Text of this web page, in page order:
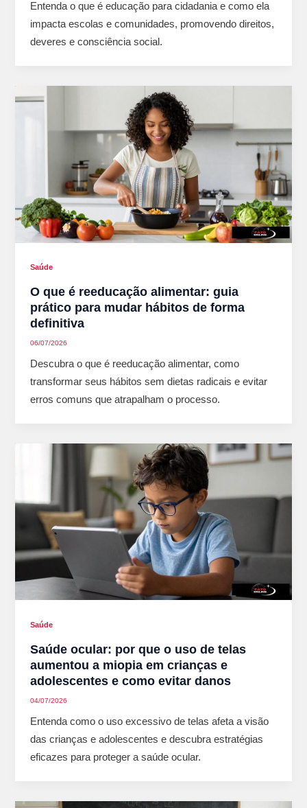
Entenda o que é educação para cidadania e como ela
impacta escolas e comunidades, promovendo direitos,
deveres e consciência social.
Saúde
O que é reeducação alimentar: guia
prático para mudar hábitos de forma
definitiva
06/07/2026
Descubra o que é reeducação alimentar, como
transformar seus hábitos sem dietas radicais e evitar
erros comuns que atrapalham o processo.
Saúde
Saúde ocular: por que o uso de telas
aumentou a miopia em crianças e
adolescentes e como evitar danos
04/07/2026
Entenda como o uso excessivo de telas afeta a visão
das crianças e adolescentes e descubra estratégias
eficazes para proteger a saúde ocular.